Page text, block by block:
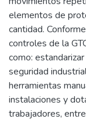
elementos de
cantidad.
controles de la
como:
seguridad
herramientas
instalaciones y
trabajadores,